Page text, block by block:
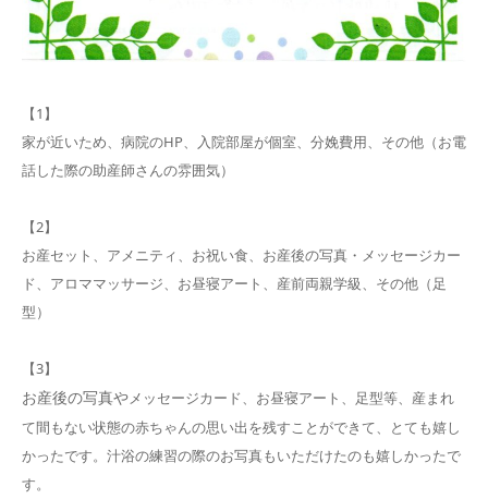
【1】
家が近いため、病院のHP、入院部屋が個室、分娩費用、その他（お電
話した際の助産師さんの雰囲気）
【2】
お産セット、アメニティ、お祝い食、お産後の写真・メッセージカー
ド、アロママッサージ、お昼寝アート、産前両親学級、その他（足
型）
【3】
お産後の写真や メッセージカード、お昼寝アート、足型等、産まれ
て間もない状態の赤ちゃんの思い出を残すことができて、とても嬉し
かったです。汁浴の練習の際のお写真もいただけたのも嬉しかったで
す。